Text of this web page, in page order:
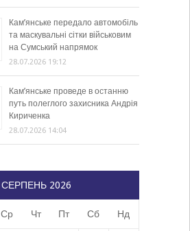
Кам’янське передало автомобіль
та маскувальні сітки військовим
на Сумський напрямок
28.07.2026 19:12
Кам’янське проведе в останню
путь полеглого захисника Андрія
Кириченка
28.07.2026 14:04
СЕРПЕНЬ 2026
Ср Чт Пт Сб Нд